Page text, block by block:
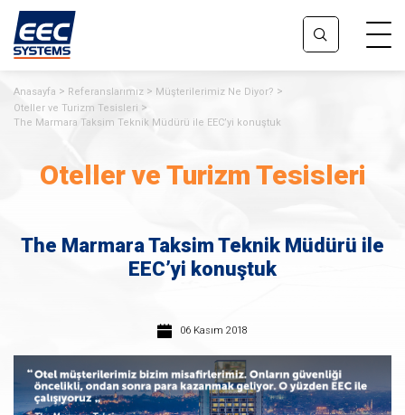
Anasayfa Referanslarımız
Müşterilerimiz Ne Diyor?
Oteller ve Turizm Tesisleri
The Marmara Taksim Teknik Müdürü ile EEC’yi konuştuk
Oteller ve Turizm Tesisleri
The Marmara Taksim Teknik Müdürü ile
EEC’yi konuştuk
06 Kasım 2018